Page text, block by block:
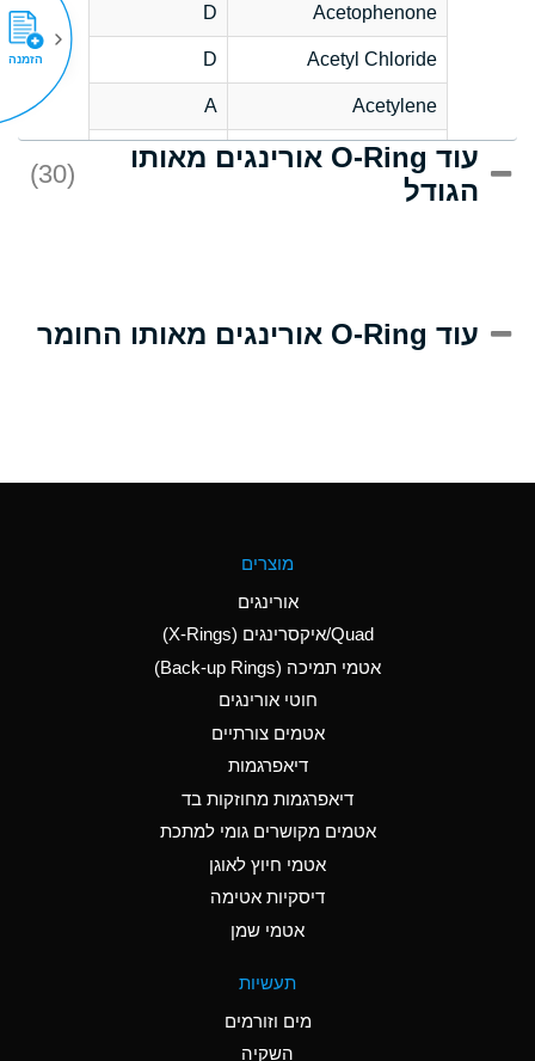
Acetophenone
D
Acetyl Chloride
D
Acetylene
A
Acrlylonitrile
D
Adipic Acid
(Aqueous)
Aluminum Nitrate
(Aqueous)
Aluminum Phosphate
Ammonia Anhydrous
B
Ammonia Gas (cold)
A
Ammonia Gas (hot)
עוד O-Ring אורינגים מאותו
הגודל
(30)
עוד O-Ring אורינגים מאותו החומר
מוצרים
אורינגים
Quad/איקסרינגים (X-Rings)
אטמי תמיכה (Back-up Rings)
חוטי אורינגים
אטמים צורתיים
דיאפרגמות
דיאפרגמות מחוזקות בד
אטמים מקושרים גומי למתכת
אטמי חיוץ לאוגן
דיסקיות אטימה
אטמי שמן
תעשיות
מים וזורמים
השקיה
הזמנה